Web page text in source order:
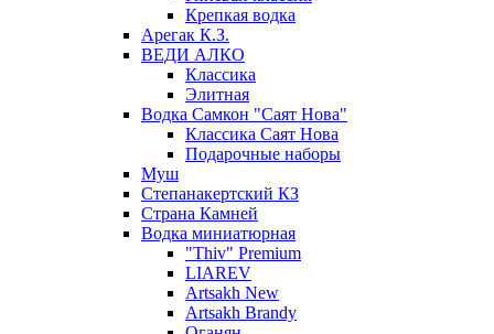
Крепкая водка
Арегак К.З.
ВЕДИ АЛКО
Классика
Элитная
Водка Самкон "Саят Нова"
Классика Саят Нова
Подарочные наборы
Муш
Степанакертский КЗ
Страна Камней
Водка миниатюрная
"Thiv" Premium
LIAREV
Artsakh New
Artsakh Brandy